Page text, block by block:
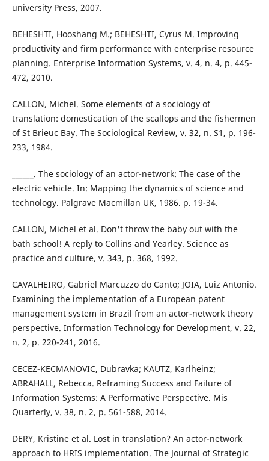
university Press, 2007.
BEHESHTI, Hooshang M.; BEHESHTI, Cyrus M. Improving
productivity and firm performance with enterprise resource
planning. Enterprise Information Systems, v. 4, n. 4, p. 445-
472, 2010.
CALLON, Michel. Some elements of a sociology of
translation: domestication of the scallops and the fishermen
of St Brieuc Bay. The Sociological Review, v. 32, n. S1, p. 196-
233, 1984.
______. The sociology of an actor-network: The case of the
electric vehicle. In: Mapping the dynamics of science and
technology. Palgrave Macmillan UK, 1986. p. 19-34.
CALLON, Michel et al. Don't throw the baby out with the
bath school! A reply to Collins and Yearley. Science as
practice and culture, v. 343, p. 368, 1992.
CAVALHEIRO, Gabriel Marcuzzo do Canto; JOIA, Luiz Antonio.
Examining the implementation of a European patent
management system in Brazil from an actor-network theory
perspective. Information Technology for Development, v. 22,
n. 2, p. 220-241, 2016.
CECEZ-KECMANOVIC, Dubravka; KAUTZ, Karlheinz;
ABRAHALL, Rebecca. Reframing Success and Failure of
Information Systems: A Performative Perspective. Mis
Quarterly, v. 38, n. 2, p. 561-588, 2014.
DERY, Kristine et al. Lost in translation? An actor-network
approach to HRIS implementation. The Journal of Strategic